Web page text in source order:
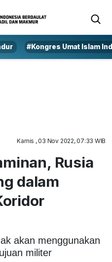
#Kongres Umat Islam
Kamis , 03 Nov 2022, 07:33 WIB
Rusia
dalam
akan menggunakan
militer